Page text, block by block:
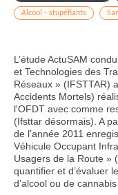
Alcool - stupéfiants
L’étude ActuSAM
et Technologies des
Réseaux » (IFSTTAR)
Accidents Mortels)
l'OFDT avec comme
(Ifsttar désormais). A
de l'année 2011
Véhicule Occupant
Usagers de la Route »
quantifier et d’évaluer
d’alcool ou de